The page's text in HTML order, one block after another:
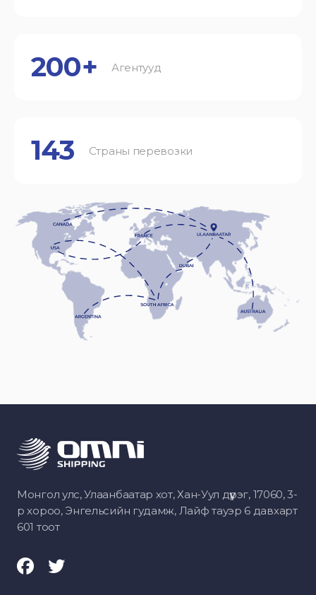
200+ Агентууд
143 Страны перевозки
Монгол улс, Улаанбаатар хот, Хан-Уул дүүрэг, 17060, 3-
р хороо, Энгельсийн гудамж, Лайф тауэр 6 давхарт
601 тоот